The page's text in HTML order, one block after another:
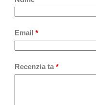
Email *
Recenzia ta *